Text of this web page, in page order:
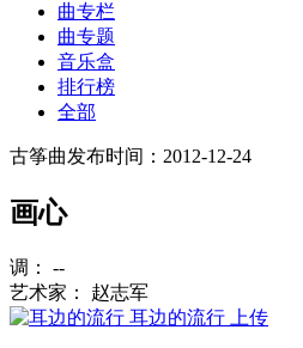
曲专栏
曲专题
音乐盒
排行榜
全部
古筝曲发布时间：2012-12-24
画心
调： --
艺术家： 赵志军
耳边的流行
上传